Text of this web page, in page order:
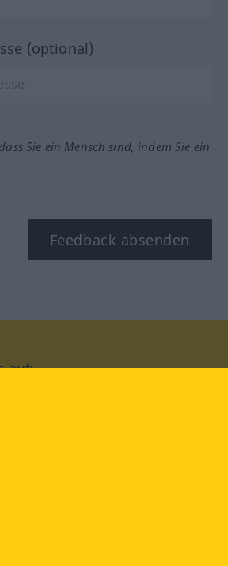
(optional)
Sie ein Mensch sind, indem Sie ein
Feedback absenden
auf: